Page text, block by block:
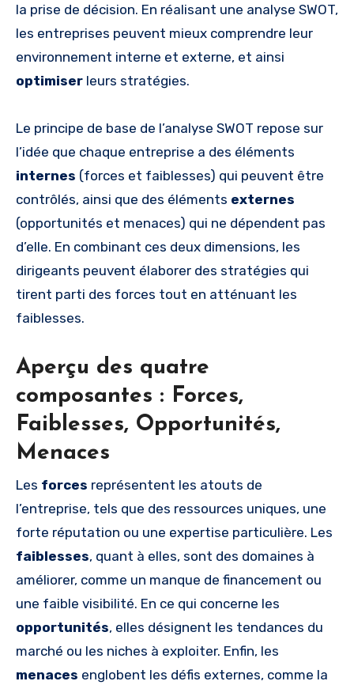
la prise de décision. En réalisant une analyse SWOT,
les entreprises peuvent mieux comprendre leur
environnement interne et externe, et ainsi
optimiser leurs stratégies.
Le principe de base de l’analyse SWOT repose sur
l’idée que chaque entreprise a des éléments
internes (forces et faiblesses) qui peuvent être
contrôlés, ainsi que des éléments externes
(opportunités et menaces) qui ne dépendent pas
d’elle. En combinant ces deux dimensions, les
dirigeants peuvent élaborer des stratégies qui
tirent parti des forces tout en atténuant les
faiblesses.
Aperçu des quatre
composantes : Forces,
Faiblesses, Opportunités,
Menaces
Les forces représentent les atouts de
l’entreprise, tels que des ressources uniques, une
forte réputation ou une expertise particulière. Les
faiblesses, quant à elles, sont des domaines à
améliorer, comme un manque de financement ou
une faible visibilité. En ce qui concerne les
opportunités, elles désignent les tendances du
marché ou les niches à exploiter. Enfin, les
menaces englobent les défis externes, comme la